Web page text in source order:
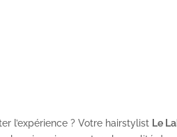
l’expérience ? Votre hairstylist Le